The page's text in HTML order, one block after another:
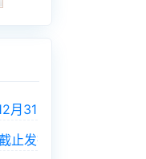
31日截止发行)
止发行)